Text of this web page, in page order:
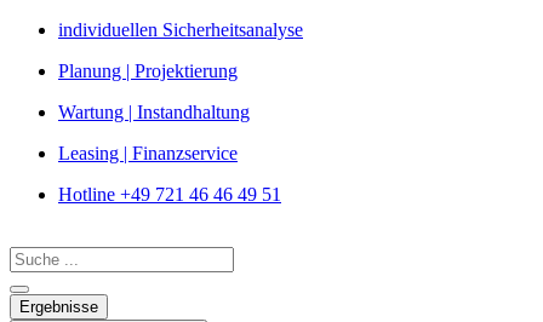
Zum
springen
individuellen Sicherheitsanalyse
Planung | Projektierung
Wartung | Instandhaltung
Leasing | Finanzservice
Hotline +49 721 46 46 49 51
Search
...
Ergebnisse